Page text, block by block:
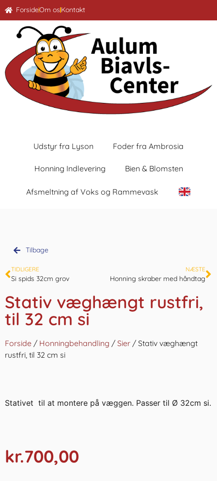
ForsideOm osKontakt
Udstyr fra Lyson Foder fra Ambrosia
Honning Indlevering Bien & Blomsten
Afsmeltning af Voks og Rammevask
Tilbage
TIDLIGERE
Si spids 32cm grov
NÆSTE
Honning skraber med håndtag
Stativ væghængt rustfri,
til 32 cm si
Forside / Honningbehandling / Sier / Stativ væghængt
rustfri, til 32 cm si
Stativet til at montere på væggen. Passer til Ø 32cm si.
kr.700,00